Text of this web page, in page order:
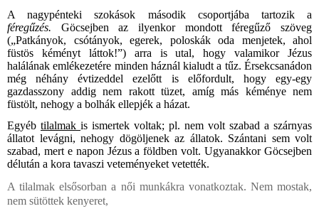
A nagypénteki szokások második csoportjába tartozik a
féregűzés. Göcsejben az ilyenkor mondott féregűző szöveg
(„Patkányok, csótányok, egerek, poloskák oda menjetek, ahol
füstös kéményt láttok!”) arra is utal, hogy valamikor Jézus
halálának emlékezetére minden háznál kialudt a tűz. Érsekcsanádon
még néhány évtizeddel ezelőtt is előfordult, hogy egy-egy
gazdasszony addig nem rakott tüzet, amíg más kéménye nem
füstölt, nehogy a bolhák ellepjék a házat.
Egyéb tilalmak is ismertek voltak; pl. nem volt szabad a szárnyas
állatot levágni, nehogy dögöljenek az állatok. Szántani sem volt
szabad, mert e napon Jézus a földben volt. Ugyanakkor Göcsejben
délután a kora tavaszi veteményeket vetették.
A tilalmak elsősorban a női munkákra vonatkoztak. Nem mostak,
nem sütöttek kenyeret,